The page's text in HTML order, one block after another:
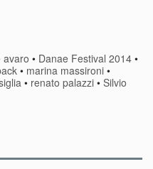
avaro • Danae Festival 2014 •
• marina massironi •
• renato palazzi • Silvio